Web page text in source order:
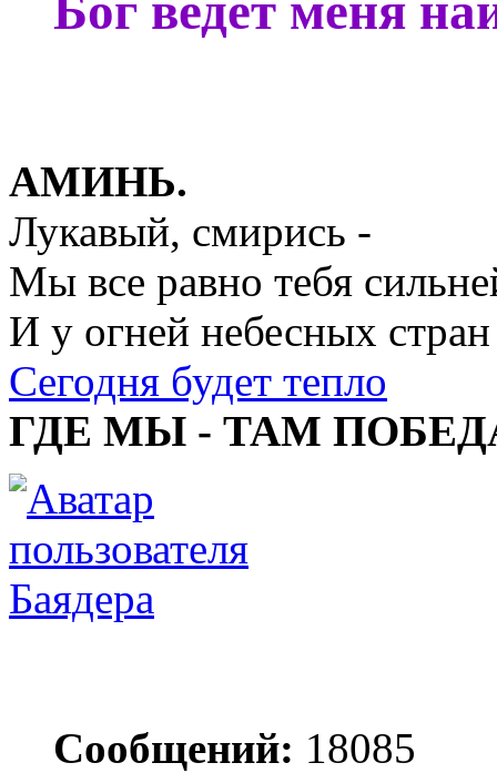
АМИНЬ.
Лукавый, смирись -
Мы все равно тебя
И у огней небесных стран
Сегодня будет тепло
ГДЕ МЫ - ТАМ
Баядера
Сообщений: 18085